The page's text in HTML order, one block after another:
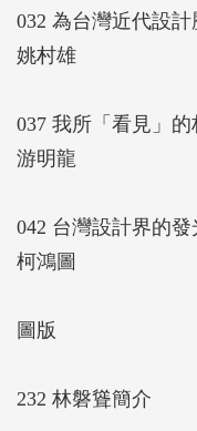
032 為台灣近代設
姚村雄
037 我所「看見」
游明龍
042 台灣設計界的發
柯鴻圖
圖版
232 林磐聳簡介